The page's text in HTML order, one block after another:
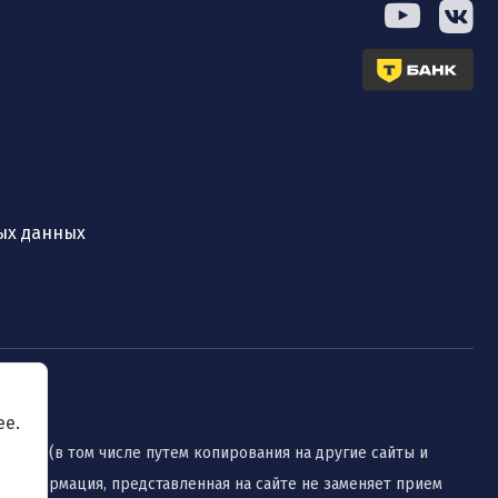
данных
(в том числе путем копирования на другие сайты и
представленная на сайте не заменяет прием